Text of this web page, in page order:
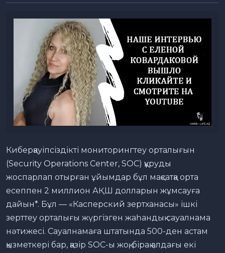
Киберқауіпсіздікті мониторингтеу орталығын
(Security Operations Center, SOC) құруды
жоспарлап отырған ұйымдар бұл мақсатқа орта
есеппен 2 миллион АҚШ долларын жұмсауға
дайын*. Бұл — «Касперский зертханасы» ішкі
зерттеу орталығы жүргізген жаһандық сауалнама
нәтижесі. Сауалнамаға штатында 500-ден астам
қызметкері бар, қазір SOC-ы жоқ, бірақ алдағы екі